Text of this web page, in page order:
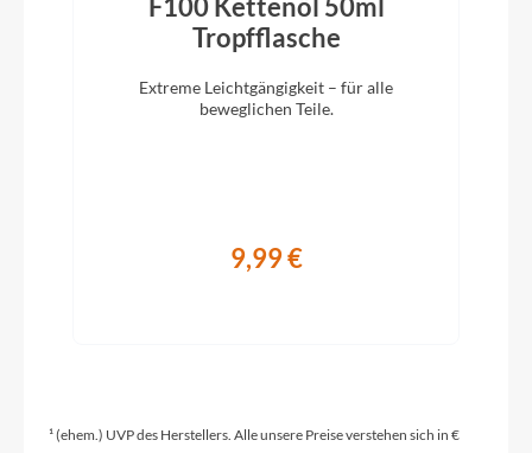
Modelljahr
2024
F100 Kettenöl 50ml
Tropfflasche
Extreme Leichtgängigkeit – für alle
beweglichen Teile.
9,99 €
¹ (ehem.) UVP des Herstellers. Alle unsere Preise verstehen sich in €